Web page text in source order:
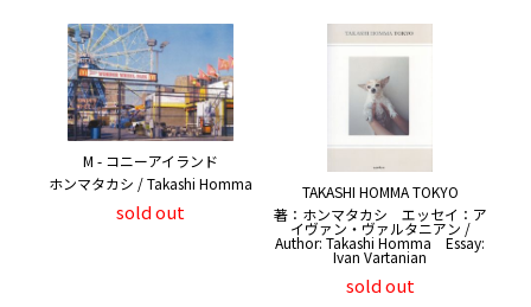
M - コニーアイランド
ホンマタカシ / Takashi Homma
sold out
TAKASHI HOMMA TOKYO
著：ホンマタカシ エッセイ：ア
イヴァン・ヴァルタニアン /
Author: Takashi Homma Essay:
Ivan Vartanian
sold out